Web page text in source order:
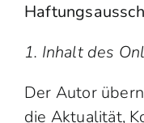
1. Inhalt des
Der Autor
die Aktualität,